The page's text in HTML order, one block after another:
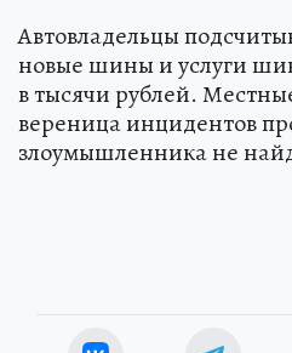
Автовладельцы
новые шины и услуги
в тысячи рублей.
вереница инцидентов
злоумышленника не